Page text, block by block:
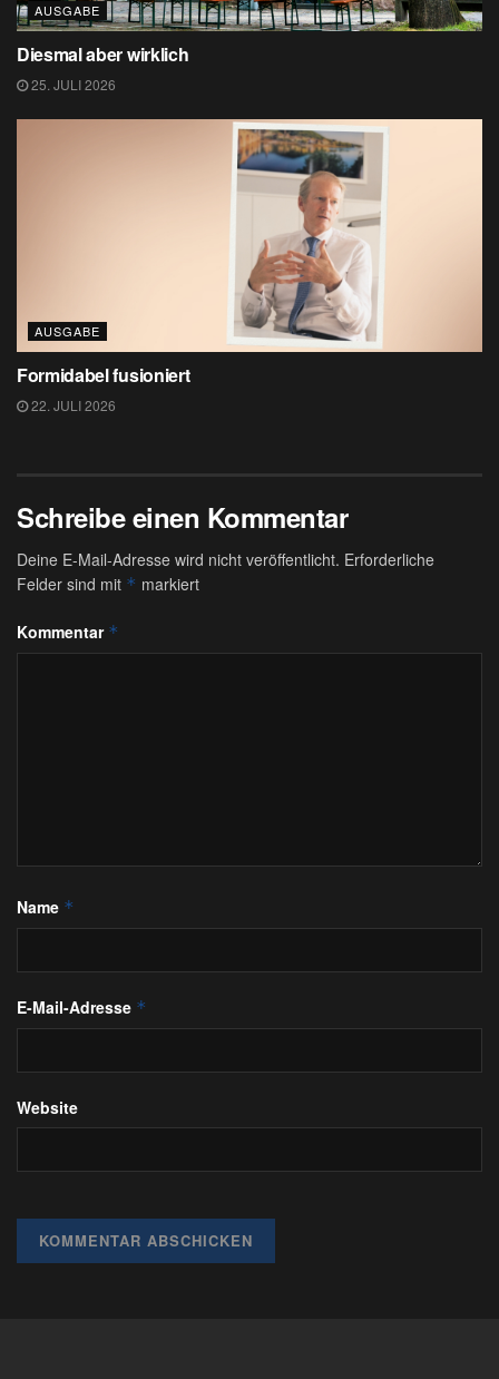
AUSGABE
Diesmal aber wirklich
25. JULI 2026
AUSGABE
Formidabel fusioniert
22. JULI 2026
Schreibe einen Kommentar
Deine E-Mail-Adresse wird nicht veröffentlicht. Erforderliche
Felder sind mit * markiert
Kommentar *
Name *
E-Mail-Adresse *
Website